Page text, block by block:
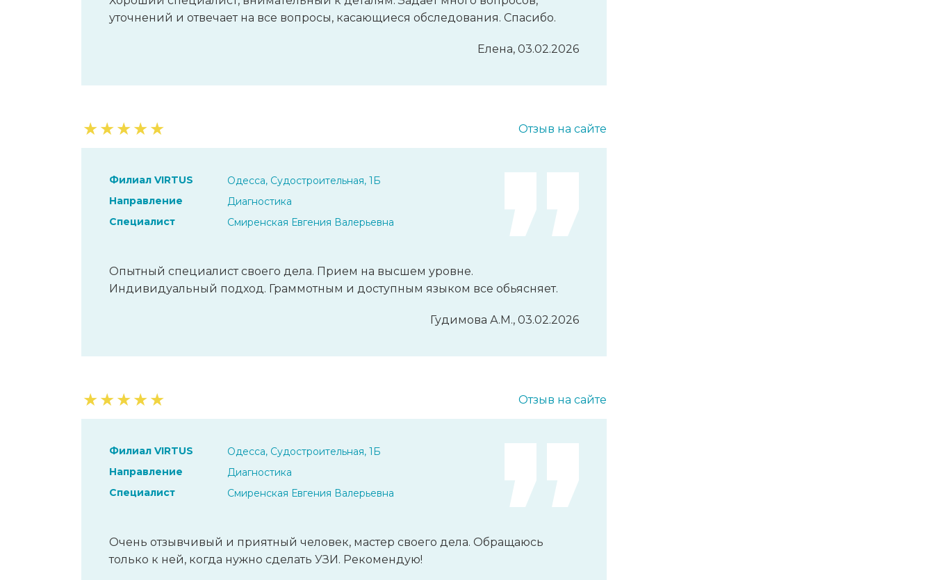
уточнений и отвечает на все вопросы, касающиеся обследования. Спасибо.
Елена, 03.02.2026
★★★★★ Отзыв на сайте
Филиал VIRTUS
Одесса, Судостроительная, 1Б
Направление
Диагностика
Специалист
Смиренская Евгения Валерьевна
Опытный специалист своего дела. Прием на высшем уровне.
Индивидуальный подход. Граммотным и доступным языком все обьясняет.
Гудимова А.М., 03.02.2026
★★★★★ Отзыв на сайте
Филиал VIRTUS
Одесса, Судостроительная, 1Б
Направление
Диагностика
Специалист
Смиренская Евгения Валерьевна
Очень отзывчивый и приятный человек, мастер своего дела. Обращаюсь
только к ней, когда нужно сделать УЗИ. Рекомендую!